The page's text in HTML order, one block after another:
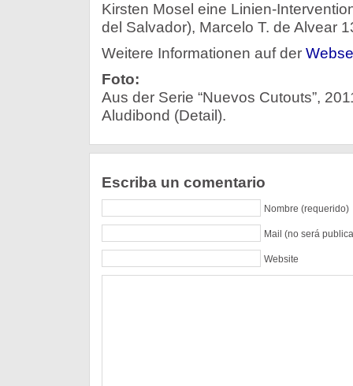
Kirsten Mosel eine Linien-
del Salvador), Marcelo T. de Alvear
Weitere Informationen auf der
Foto:
Aus der Serie “Nuevos Cutouts”,
Aludibond (Detail).
Escriba un comentario
Nombre (requerido)
Mail (no será
Website